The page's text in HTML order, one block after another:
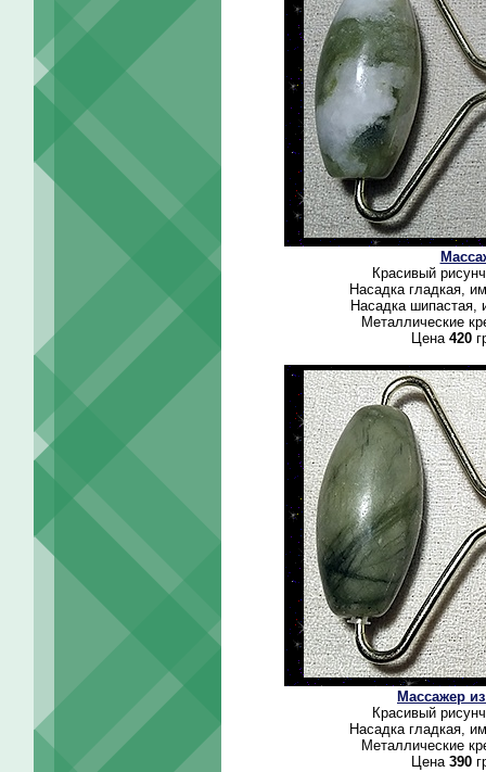
Красивый
Насадка гладкая,
Насадка шипастая,
Металлические
Цена 420
Массажер
Красивый
Насадка гладкая,
Металлические
Цена 390